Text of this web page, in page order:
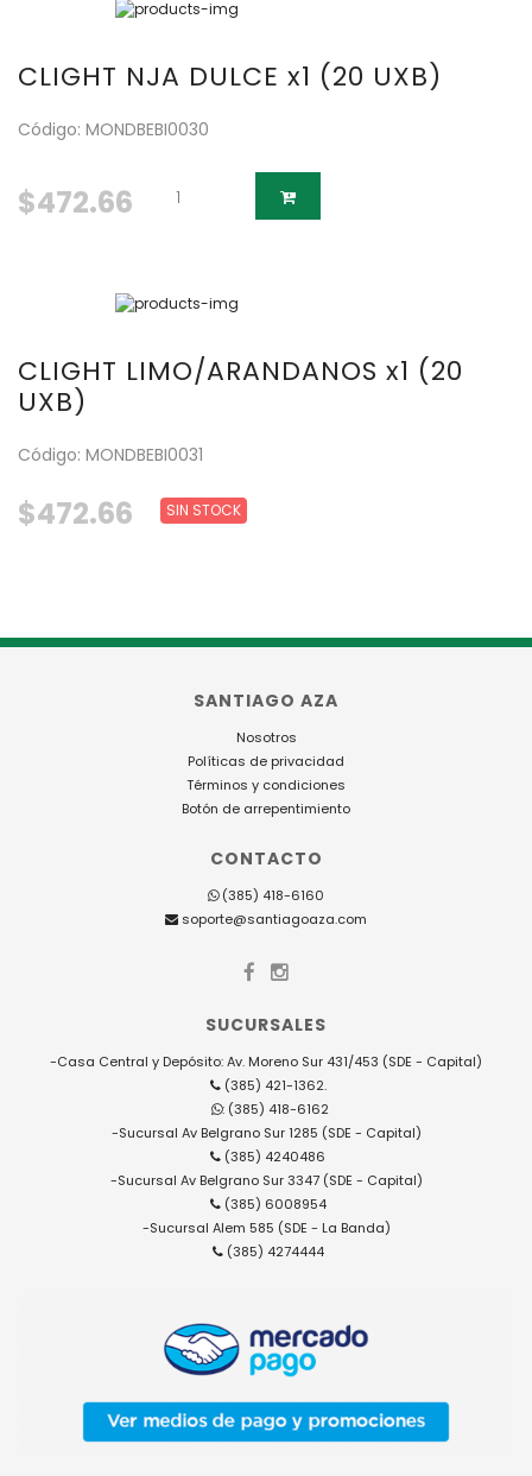
CLIGHT NJA DULCE x1 (20 UXB)
Código: MONDBEBI0030
$472.66
CLIGHT LIMO/ARANDANOS x1 (20
UXB)
Código: MONDBEBI0031
$472.66 SIN STOCK
SANTIAGO AZA
Nosotros
Políticas de privacidad
Términos y condiciones
Botón de arrepentimiento
CONTACTO
(385) 418-6160
soporte@santiagoaza.com
SUCURSALES
-Casa Central y Depósito: Av. Moreno Sur 431/453 (SDE - Capital)
(385) 421-1362.
: (385) 418-6162
-Sucursal Av Belgrano Sur 1285 (SDE - Capital)
(385) 4240486
-Sucursal Av Belgrano Sur 3347 (SDE - Capital)
(385) 6008954
-Sucursal Alem 585 (SDE - La Banda)
(385) 4274444